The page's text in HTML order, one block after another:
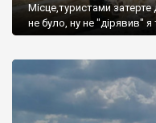
Місце,туристами
не було, ну не "дірявив" я